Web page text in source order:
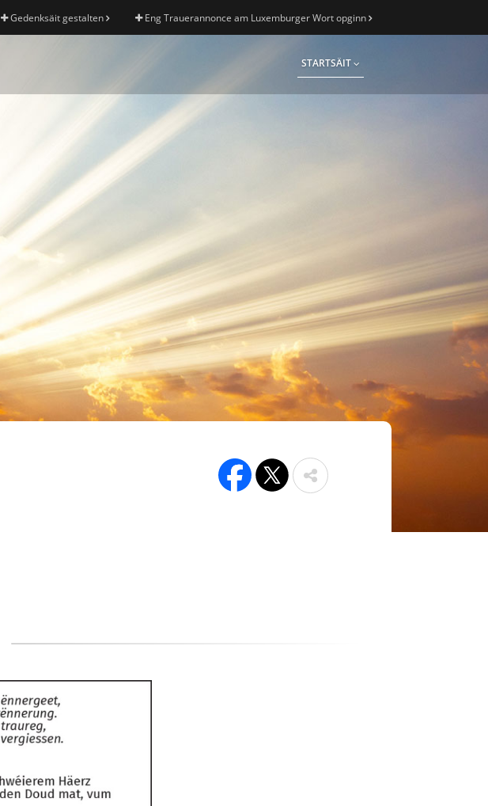
Gedenksäit gestalten Eng Trauerannonce am Luxemburger Wort opginn
STARTSÄIT